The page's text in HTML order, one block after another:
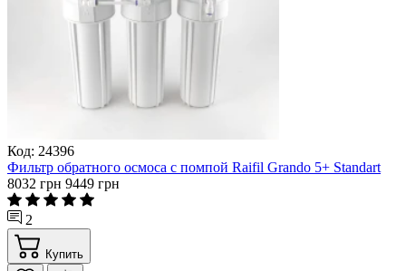
Код: 24396
Фильтр обратного осмоса с помпой Raifil Grando 5+ Standart
8032 грн 9449 грн
2
Купить